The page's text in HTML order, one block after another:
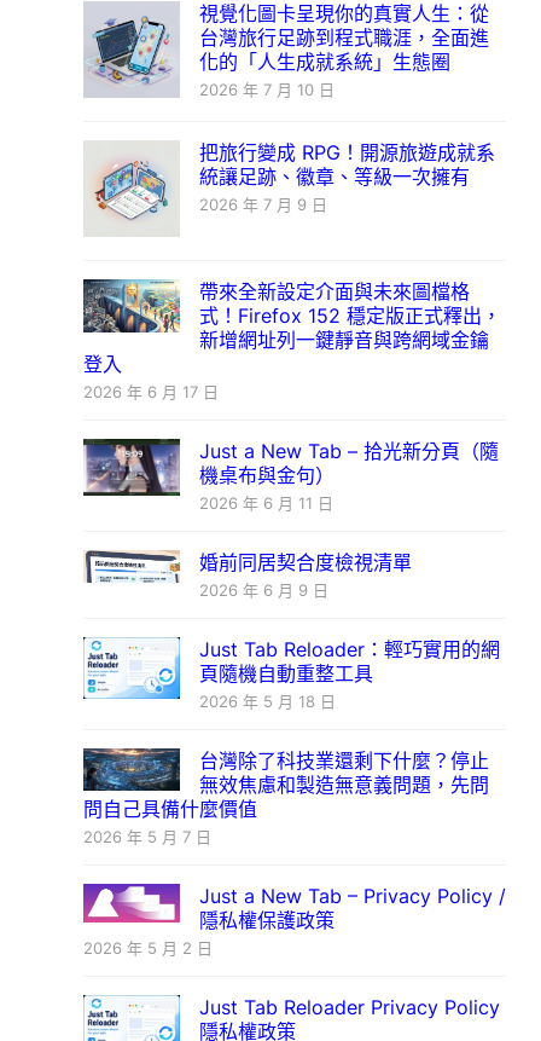
視覺化圖卡呈現你的真實人生：從
台灣旅行足跡到程式職涯，全面進
化的「人生成就系統」生態圈
2026 年 7 月 10 日
把旅行變成 RPG！開源旅遊成就系
統讓足跡、徽章、等級一次擁有
2026 年 7 月 9 日
帶來全新設定介面與未來圖檔格
式！Firefox 152 穩定版正式釋出，
新增網址列一鍵靜音與跨網域金鑰
登入
2026 年 6 月 17 日
Just a New Tab – 拾光新分頁（隨
機桌布與金句）
2026 年 6 月 11 日
婚前同居契合度檢視清單
2026 年 6 月 9 日
Just Tab Reloader：輕巧實用的網
頁隨機自動重整工具
2026 年 5 月 18 日
台灣除了科技業還剩下什麼？停止
無效焦慮和製造無意義問題，先問
問自己具備什麼價值
2026 年 5 月 7 日
Just a New Tab – Privacy Policy /
隱私權保護政策
2026 年 5 月 2 日
Just Tab Reloader Privacy Policy
隱私權政策